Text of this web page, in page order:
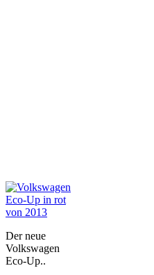
Der neue
Volkswagen
Eco-Up..